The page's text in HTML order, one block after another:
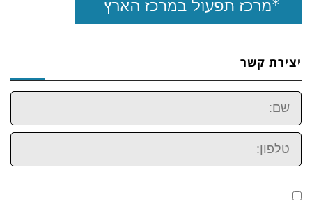
יצירת קשר
שם:
טלפון: